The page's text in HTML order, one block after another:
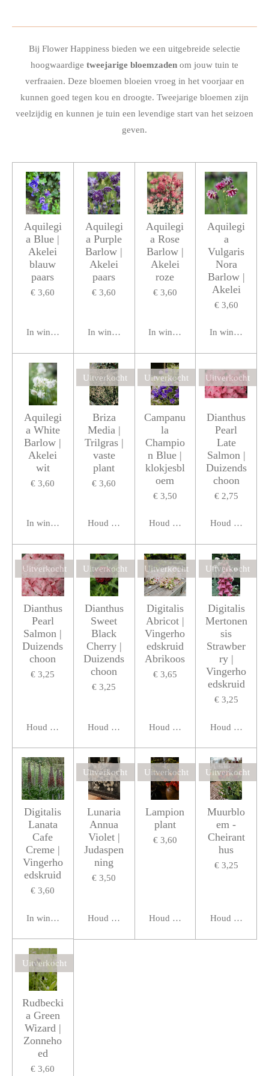
Bij Flower Happiness bieden we een uitgebreide selectie
hoogwaardige tweejarige bloemzaden om jouw tuin te
verfraaien. Deze bloemen bloeien vroeg in het voorjaar en
kunnen goed tegen kou en droogte. Tweejarige bloemen zijn
veelzijdig en kunnen je tuin een levendige start van het seizoen
geven.
Aquilegi
a Blue |
Akelei
blauw
paars
€ 3,60
In winkelwagen
Aquilegi
a Purple
Barlow |
Akelei
paars
€ 3,60
In winkelwagen
Aquilegi
a Rose
Barlow |
Akelei
roze
€ 3,60
In winkelwagen
Aquilegi
a
Vulgaris
Nora
Barlow |
Akelei
€ 3,60
In
Aquilegi
a White
Barlow |
Akelei
wit
€ 3,60
In winkelwagen
Uitverkocht
Briza
Media |
Trilgras |
vaste
plant
€ 3,60
Houd mij op de hoogte
Uitverkocht
Campanu
la
Champio
n Blue |
klokjesbl
oem
€ 3,50
Houd mij op de hoogte
Uitverkocht
Dianthus
Pearl
Late
Salmon |
Duizends
choon
€ 2,75
Houd mij op
Uitverkocht
Dianthus
Pearl
Salmon |
Duizends
choon
€ 3,25
Houd mij op de hoogte
Uitverkocht
Dianthus
Sweet
Black
Cherry |
Duizends
choon
€ 3,25
Houd mij op de hoogte
Uitverkocht
Digitalis
Abricot |
Vingerho
edskruid
Abrikoos
€ 3,65
Houd mij op de hoogte
Uitverkocht
Digitalis
Mertonen
sis
Strawber
ry |
Vingerho
edskruid
€ 3,25
Houd mij op
Digitalis
Lanata
Cafe
Creme |
Vingerho
edskruid
€ 3,60
In winkelwagen
Uitverkocht
Lunaria
Annua
Violet |
Judaspen
ning
€ 3,50
Houd mij op de hoogte
Uitverkocht
Lampion
plant
€ 3,60
Houd mij op de hoogte
Uitverkocht
Muurblo
em -
Cheirant
hus
€ 3,25
Houd mij op
Uitverkocht
Rudbecki
a Green
Wizard |
Zonneho
ed
€ 3,60